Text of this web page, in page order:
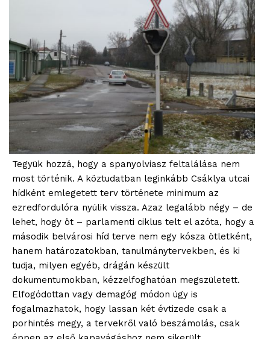
Tegyük hozzá, hogy a spanyolviasz feltalálása nem
most történik. A köztudatban leginkább Csáklya utcai
hídként emlegetett terv története minimum az
ezredfordulóra nyúlik vissza. Azaz legalább négy – de
lehet, hogy öt – parlamenti ciklus telt el azóta, hogy a
második belvárosi híd terve nem egy kósza ötletként,
hanem határozatokban, tanulmánytervekben, és ki
tudja, milyen egyéb, drágán készült
dokumentumokban, kézzelfoghatóan megszületett.
Elfogódottan vagy demagóg módon úgy is
fogalmazhatok, hogy lassan két évtizede csak a
porhintés megy, a tervekről való beszámolás, csak